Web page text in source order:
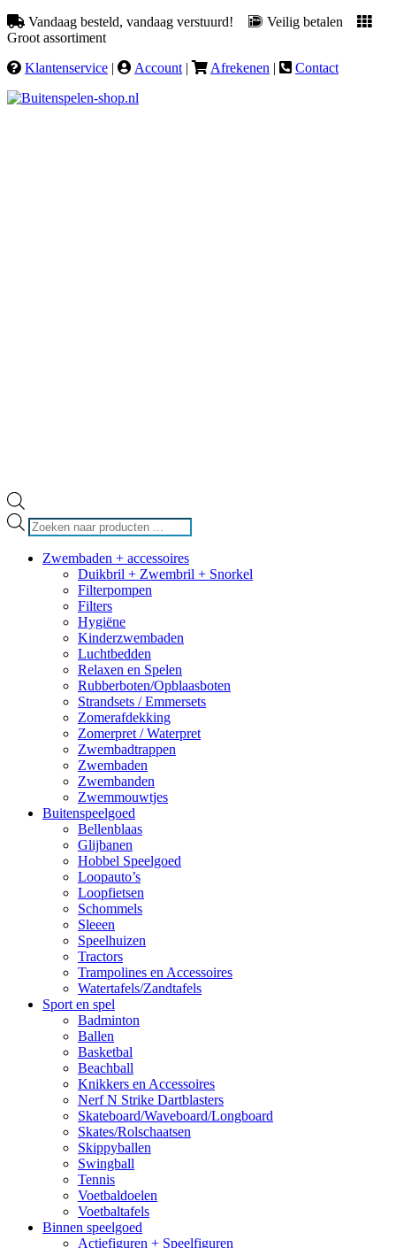
Vandaag besteld, vandaag verstuurd!
Veilig betalen
Groot assortiment
Klantenservice | Account | Afrekenen | Contact
Producten
zoeken
Zwembaden + accessoires
Duikbril + Zwembril + Snorkel
Filterpompen
Filters
Hygiëne
Kinderzwembaden
Luchtbedden
Relaxen en Spelen
Rubberboten/Opblaasboten
Strandsets / Emmersets
Zomerafdekking
Zomerpret / Waterpret
Zwembadtrappen
Zwembaden
Zwembanden
Zwemmouwtjes
Buitenspeelgoed
Bellenblaas
Glijbanen
Hobbel Speelgoed
Loopauto’s
Loopfietsen
Schommels
Sleeen
Speelhuizen
Tractors
Trampolines en Accessoires
Watertafels/Zandtafels
Sport en spel
Badminton
Ballen
Basketbal
Beachball
Knikkers en Accessoires
Nerf N Strike Dartblasters
Skateboard/Waveboard/Longboard
Skates/Rolschaatsen
Skippyballen
Swingball
Tennis
Voetbaldoelen
Voetbaltafels
Binnen speelgoed
Actiefiguren + Speelfiguren